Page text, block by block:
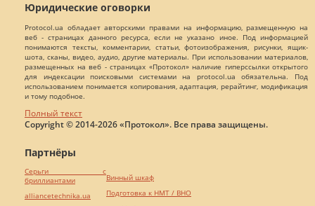
Юридические оговорки
Protocol.ua обладает авторскими правами на информацию, размещенную на
веб - страницах данного ресурса, если не указано иное. Под информацией
понимаются тексты, комментарии, статьи, фотоизображения, рисунки, ящик-
шота, сканы, видео, аудио, другие материалы. При использовании материалов,
размещенных на веб - страницах «Протокол» наличие гиперссылки открытого
для индексации поисковыми системами на protocol.ua обязательна. Под
использованием понимается копирования, адаптация, рерайтинг, модификация
и тому подобное.
Полный текст
Copyright © 2014-2026 «Протокол». Все права защищены.
Партнёры
Серьги с
бриллиантами
alliancetechnika.ua
Винный шкаф
Подготовка к НМТ / ВНО